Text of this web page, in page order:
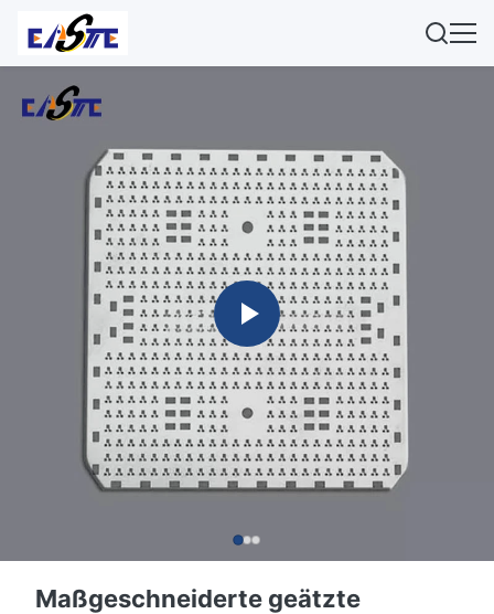
Maßgeschneiderte geätzte